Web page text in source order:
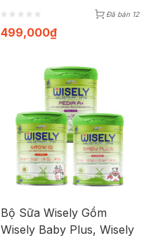
Đã bán 12
499,000₫
Bộ Sữa Wisely Gồm
Wisely Baby Plus, Wisely